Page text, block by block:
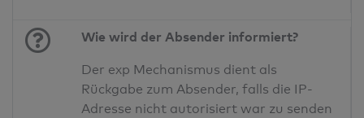
Wie wird der Absender informiert?
Der exp Mechanismus dient als
Rückgabe zum Absender, falls die IP-
Adresse nicht autorisiert war zu senden